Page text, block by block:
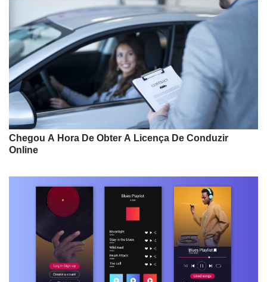
Chegou A Hora De Obter A Licença De Conduzir
Online